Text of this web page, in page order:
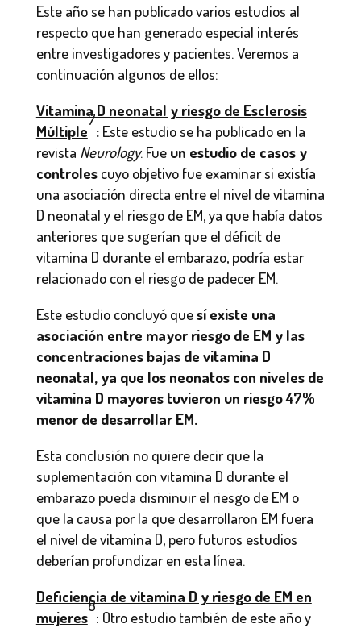
Este año se han publicado varios estudios al
respecto que han generado especial interés
entre investigadores y pacientes. Veremos a
continuación algunos de ellos:
Vitamina D neonatal y riesgo de Esclerosis
Múltiple
7
:Este estudio se ha publicado en la
revista Neurology. Fue un estudio de casos y
controlescuyo objetivo fue examinar si existía
una asociación directa entre el nivel de vitamina
D neonatal y el riesgo de EM, ya que había datos
anteriores que sugerían que el déficit de
vitamina D durante el embarazo, podría estar
relacionado con el riesgo de padecer EM.
Este estudio concluyó quesí existe una
asociación entre mayor riesgo de EM y las
concentraciones bajas de vitamina D
neonatal, ya que los neonatos con niveles de
vitamina D mayores tuvieron un riesgo 47%
menor de desarrollar EM.
Esta conclusión no quiere decir que la
suplementación con vitamina D durante el
embarazo pueda disminuir el riesgo de EM o
que la causa por la que desarrollaron EM fuera
el nivel de vitamina D, pero futuros estudios
deberían profundizar en esta línea.
Deficiencia de vitamina D y riesgo de EM en
mujeres
8
: Otro estudio también de este año y